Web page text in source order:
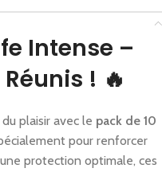
Intense –
! 🔥
plaisir avec le pack de 10
pour renforcer
protection optimale, ces